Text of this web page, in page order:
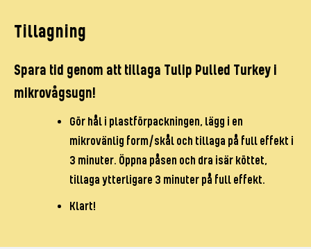
Tillagning
Spara tid genom att tillaga Tulip Pulled Turkey i
mikrovågsugn!
Gör hål i plastförpackningen, lägg i en
mikrovänlig form/skål och tillaga på full effekt i
3 minuter. Öppna påsen och dra isär köttet,
tillaga ytterligare 3 minuter på full effekt.
Klart!